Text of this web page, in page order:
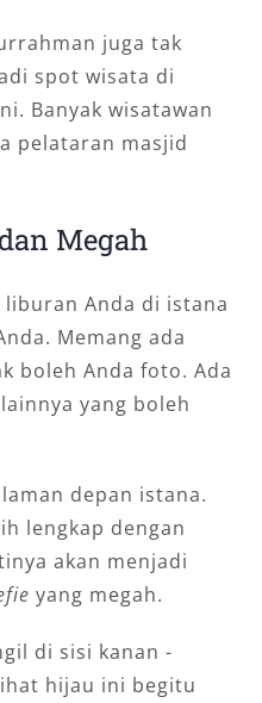
juga tak
spot wisata di
Banyak wisatawan
pelataran masjid
Megah
Anda di istana
Memang ada
boleh Anda foto. Ada
yang boleh
depan istana.
lengkap dengan
akan menjadi
yang megah.
di sisi kanan -
hijau ini begitu